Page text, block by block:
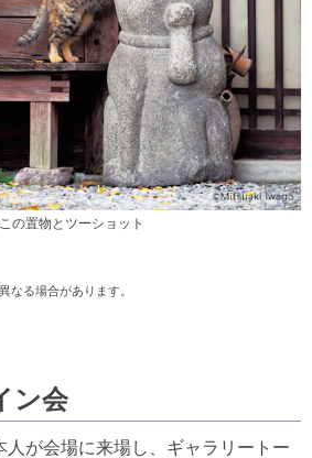
の置物とツーショット
なる場合があります。
ン会
人が会場に来場し、ギャラリートー